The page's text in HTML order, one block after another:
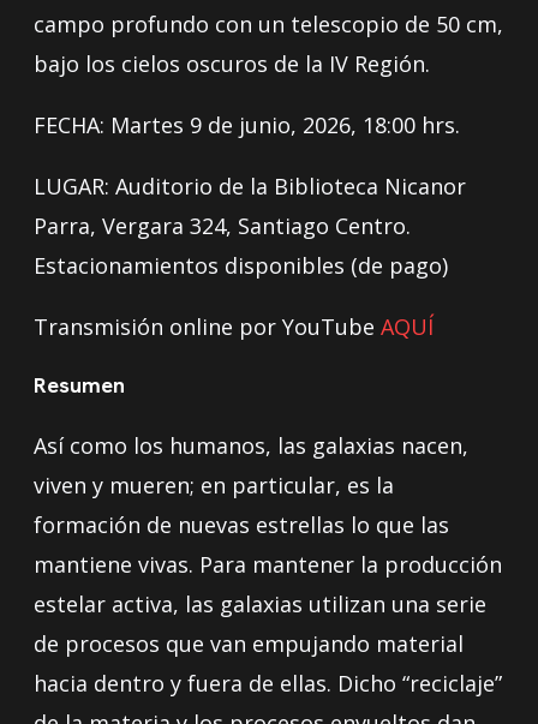
campo profundo con un telescopio de 50 cm,
bajo los cielos oscuros de la IV Región.
FECHA: Martes 9 de junio, 2026, 18:00 hrs.
LUGAR: Auditorio de la Biblioteca Nicanor
Parra, Vergara 324, Santiago Centro.
Estacionamientos disponibles (de pago)
Transmisión online por YouTube AQUÍ
Resumen
Así como los humanos, las galaxias nacen,
viven y mueren; en particular, es la
formación de nuevas estrellas lo que las
mantiene vivas. Para mantener la producción
estelar activa, las galaxias utilizan una serie
de procesos que van empujando material
hacia dentro y fuera de ellas. Dicho “reciclaje”